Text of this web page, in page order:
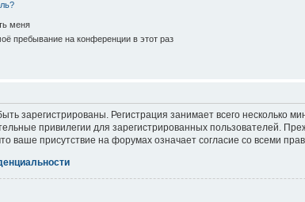
меня
пребывание на конференции в этот раз
зарегистрированы. Регистрация занимает всего несколько
привилегии для зарегистрированных пользователей.
ваше присутствие на форумах означает согласие со всеми